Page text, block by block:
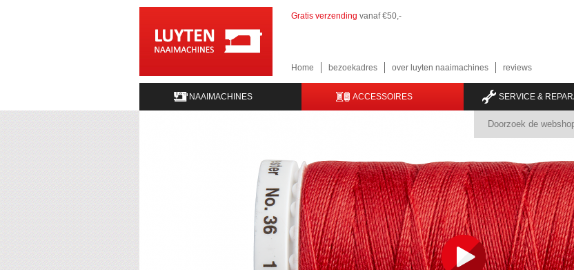
Gratis verzending vanaf €50,-
Home bezoekadres over luyten naaimachines reviews
NAAIMACHINES ACCESSOIRES SERVICE &